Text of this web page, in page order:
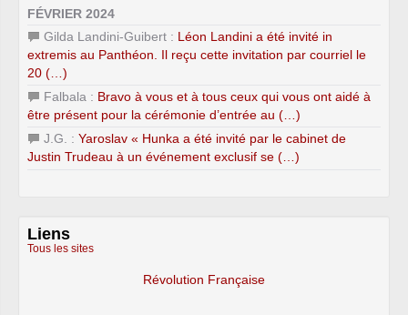
FÉVRIER 2024
Gilda Landini-Guibert : Léon Landini a été invité in
extremis au Panthéon. Il reçu cette invitation par courriel le
20 (…)
Falbala : Bravo à vous et à tous ceux qui vous ont aidé à
être présent pour la cérémonie d’entrée au (…)
J.G. : Yaroslav « Hunka a été invité par le cabinet de
Justin Trudeau à un événement exclusif se (…)
Liens
Tous les sites
Révolution Française